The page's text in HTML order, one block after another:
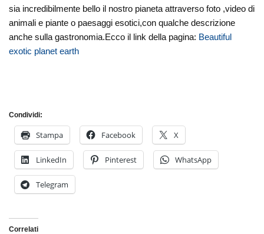
sia incredibilmente bello il nostro pianeta attraverso foto ,video di
animali e piante o paesaggi esotici,con qualche descrizione
anche sulla gastronomia.Ecco il link della pagina: Beautiful
exotic planet earth
Condividi:
Stampa Facebook X
LinkedIn Pinterest WhatsApp
Telegram
Correlati